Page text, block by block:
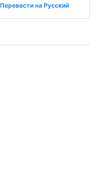
Перевести на Русский